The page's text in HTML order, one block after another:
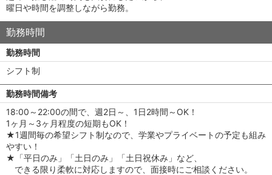
曜日や時間を調整しながら勤務。
勤務時間
勤務時間
シフト制
勤務時間備考
18:00～22:00の間で、週2日～、1日2時間～OK！
1ヶ月～3ヶ月程度の短期もOK！
★1週間毎の希望シフト制なので、学業やプライベートの予定も組み
やすい！
★「平日のみ」「土日のみ」「土日祝休み」など、
できる限り柔軟に対応しますので、面接時にご相談ください。